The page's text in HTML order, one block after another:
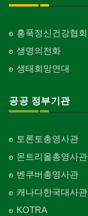
홍푹정신건강협회
생명의전화
생태희망연대
공공 정부기관
토론토총영사관
몬트리올총영사관
벤쿠버총영사관
캐나다한국대사관
KOTRA